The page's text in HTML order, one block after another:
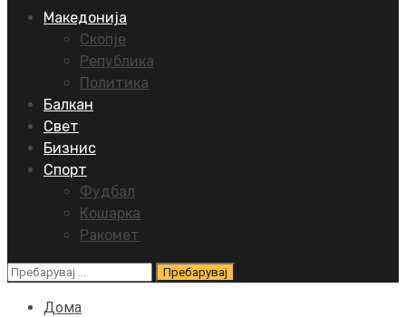
Македонија
Скопје
Република
Политика
Балкан
Свет
Бизнис
Спорт
Фудбал
Кошарка
Ракомет
Пребарувај
Дома